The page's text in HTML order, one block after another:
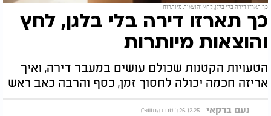
כך תארזו דירה בלי בלגן, לחץ והוצאות מיותרות
כך תארזו דירה בלי בלגן, לחץ
והוצאות מיותרות
הטעויות הקטנות שכולם עושים במעבר דירה, ואיך
אריזה חכמה יכולה לחסוך זמן, כסף והרבה כאב ראש
נעם ברקאי 26.12.25 ו' טבת התשפ"ו